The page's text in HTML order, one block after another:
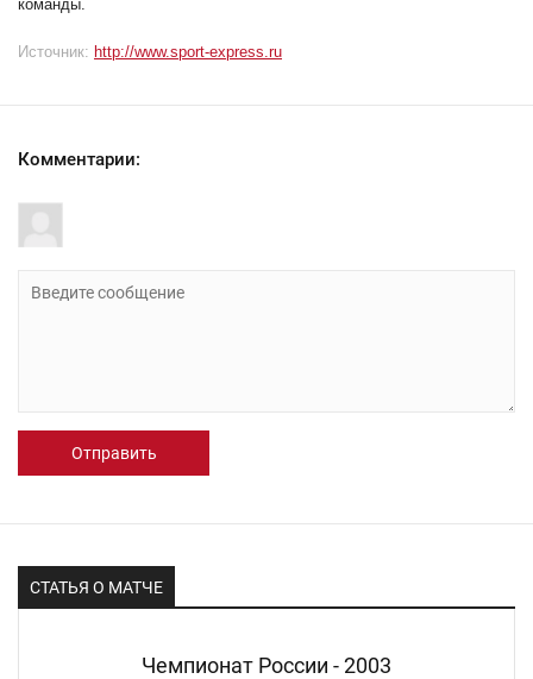
команды.
Источник: http://www.sport-express.ru
Комментарии:
Отправить
СТАТЬЯ О МАТЧЕ
Чемпионат России - 2003